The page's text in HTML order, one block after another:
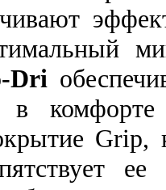
Dri
в
Grip,